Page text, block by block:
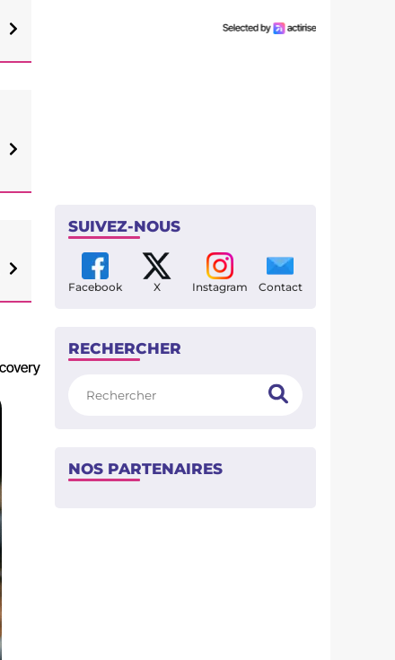
SUIVEZ-NOUS
Facebook X Instagram Contact
RECHERCHER
NOS PARTENAIRES